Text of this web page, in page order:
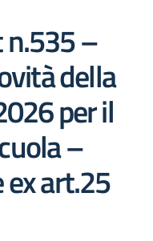
–
della
per il
–
ex art.25